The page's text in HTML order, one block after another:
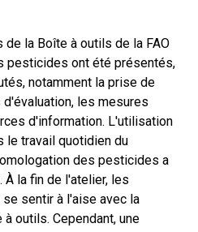
la Boîte à outils de la FAO
pesticides ont été présentés,
notamment la prise de
les mesures
d'information. L'utilisation
le travail quotidien du
des pesticides a
la fin de l'atelier, les
sentir à l'aise avec la
outils. Cependant, une